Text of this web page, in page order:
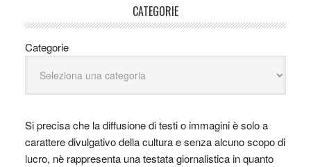
CATEGORIE
Categorie
Si precisa che la diffusione di testi o immagini è solo a
carattere divulgativo della cultura e senza alcuno scopo di
lucro, nè rappresenta una testata giornalistica in quanto